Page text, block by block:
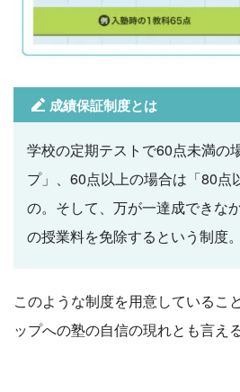
成績保証制度とは
学校の定期テストで60点未満の
プ」、60点以上の場合は「80点
の。そして、万が一達成できな
の授業料を免除するという制度。
このような制度を用意しているこ
ップへの塾の自信の現れとも言え